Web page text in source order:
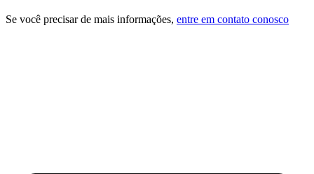
Se você precisar de mais informações, entre em contato conosco